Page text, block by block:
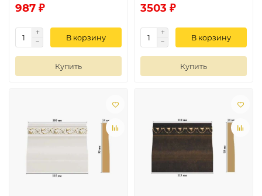
987 ₽
В корзину
Купить
3503 ₽
В корзину
Купить